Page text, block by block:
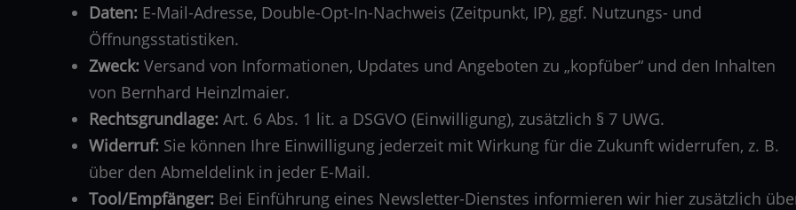
Daten: E-Mail-Adresse, Double-Opt-In-Nachweis (Zeitpunkt, IP), ggf. Nutzungs- und
Öffnungsstatistiken.
Zweck: Versand von Informationen, Updates und Angeboten zu „kopfüber“ und den Inhalten
von Bernhard Heinzlmaier.
Rechtsgrundlage: Art. 6 Abs. 1 lit. a DSGVO (Einwilligung), zusätzlich § 7 UWG.
Widerruf: Sie können Ihre Einwilligung jederzeit mit Wirkung für die Zukunft widerrufen, z. B.
über den Abmeldelink in jeder E-Mail.
Tool/Empfänger: Bei Einführung eines Newsletter-Dienstes informieren wir hier zusätzlich